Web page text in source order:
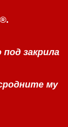
®.
под закрила
му